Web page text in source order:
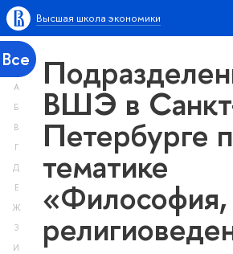
Высшая школа экономики
Все
А
Б
В
Г
Д
Е
Ж
З
И
ВШЭ в
Петербурге
тематике
«Философия,